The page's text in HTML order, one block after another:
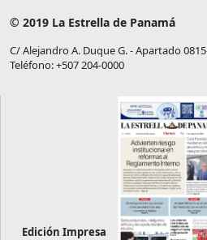
© 2019 La Estrella de Panamá
C/ Alejandro A. Duque G. - Apartado
Teléfono: +507 204-0000
Edición Impresa